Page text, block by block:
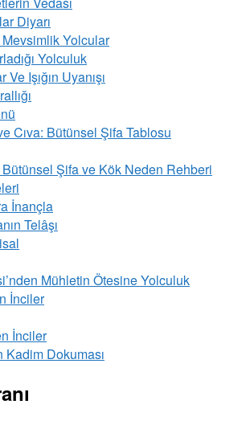
Diyarı
Mevsimlik Yolcular
Yolculuk
Işığın Uyanışı
Cıva: Bütünsel Şifa Tablosu
Şifa ve Kök Neden Rehberi
İnançla
Telâşı
Mühletin Ötesine Yolculuk
İnciler
İnciler
Kadim Dokuması